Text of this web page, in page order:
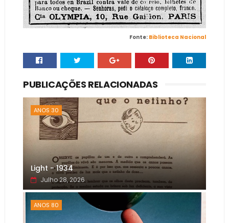
Fonte: Biblioteca Nacional
PUBLICAÇÕES RELACIONADAS
ANOS 30
Light - 1934
Julho 28, 2026
ANOS 80